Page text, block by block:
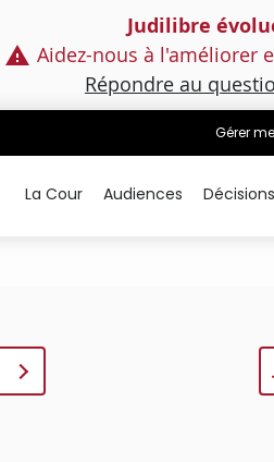
Judilibre
Aidez-nous à l'améliorer
Répondre au
Gérer
La Cour Audiences Décisions